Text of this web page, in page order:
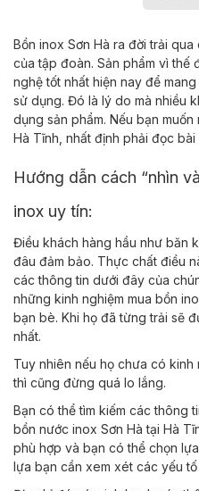
Bồn inox Sơn Hà ra đời trải
của tập đoàn. Sản phẩm vì
nghệ tốt nhất hiện nay để
sử dụng. Đó là lý do mà nhiều
dụng sản phẩm. Nếu bạn
Hà Tĩnh, nhất định phải đọc bài
Hướng dẫn cách “nhìn
inox uy tín:
Điều khách hàng hầu như băn
đâu đảm bảo. Thực chất điều
các thông tin dưới đây của
những kinh nghiệm mua bồn
bạn bè. Khi họ đã từng trải sẽ
nhất.
Tuy nhiên nếu họ chưa có
thì cũng đừng quá lo lắng.
Bạn có thể tìm kiếm các thông
bồn nước inox Sơn Hà tại Hà
phù hợp và bạn có thể chọn
lựa bạn cần xem xét các yếu tố